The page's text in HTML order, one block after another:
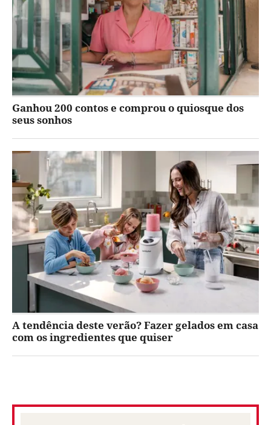
Ganhou 200 contos e comprou o quiosque dos
seus sonhos
A tendência deste verão? Fazer gelados em casa
com os ingredientes que quiser